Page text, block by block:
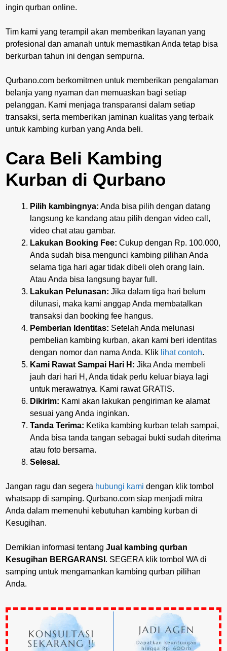
ingin qurban online.
Tim kami yang terampil akan memberikan layanan yang
profesional dan amanah untuk memastikan Anda tetap bisa
berkurban tahun ini dengan sempurna.
Qurbano.com berkomitmen untuk memberikan pengalaman
belanja yang nyaman dan memuaskan bagi setiap
pelanggan. Kami menjaga transparansi dalam setiap
transaksi, serta memberikan jaminan kualitas yang terbaik
untuk kambing kurban yang Anda beli.
Cara Beli Kambing
Kurban di Qurbano
Pilih kambingnya: Anda bisa pilih dengan datang
langsung ke kandang atau pilih dengan video call,
video chat atau gambar.
Lakukan Booking Fee: Cukup dengan Rp. 100.000,
Anda sudah bisa mengunci kambing pilihan Anda
selama tiga hari agar tidak dibeli oleh orang lain.
Atau Anda bisa langsung bayar full.
Lakukan Pelunasan: Jika dalam tiga hari belum
dilunasi, maka kami anggap Anda membatalkan
transaksi dan booking fee hangus.
Pemberian Identitas: Setelah Anda melunasi
pembelian kambing kurban, akan kami beri identitas
dengan nomor dan nama Anda. Klik lihat contoh.
Kami Rawat Sampai Hari H: Jika Anda membeli
jauh dari hari H, Anda tidak perlu keluar biaya lagi
untuk merawatnya. Kami rawat GRATIS.
Dikirim: Kami akan lakukan pengiriman ke alamat
sesuai yang Anda inginkan.
Tanda Terima: Ketika kambing kurban telah sampai,
Anda bisa tanda tangan sebagai bukti sudah diterima
atau foto bersama.
Selesai.
Jangan ragu dan segera hubungi kami dengan klik tombol
whatsapp di samping. Qurbano.com siap menjadi mitra
Anda dalam memenuhi kebutuhan kambing kurban di
Kesugihan.
Demikian informasi tentang Jual kambing qurban
Kesugihan BERGARANSI . SEGERA klik tombol WA di
samping untuk mengamankan kambing qurban pilihan
Anda.